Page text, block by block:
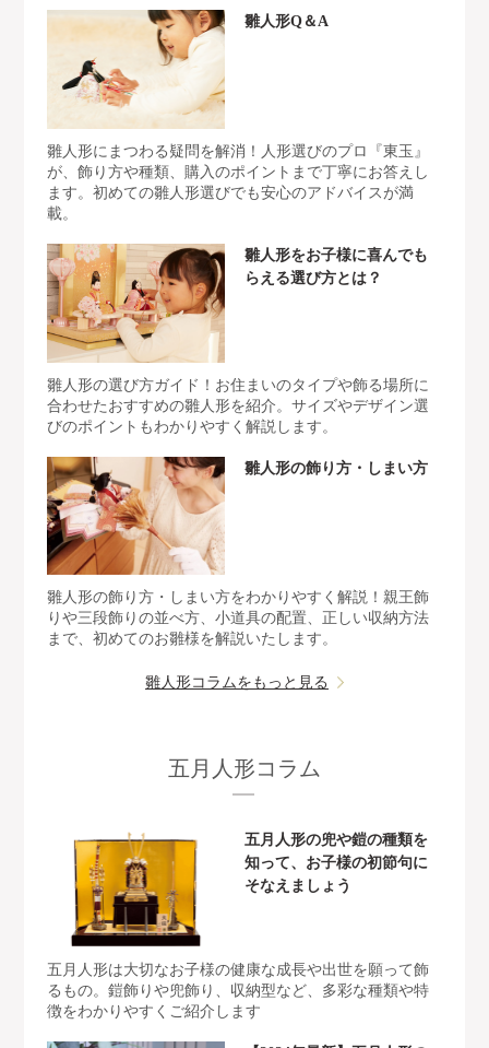
雛人形Q＆A
雛人形にまつわる疑問を解消！人形選びのプロ『東玉』
が、飾り方や種類、購入のポイントまで丁寧にお答えし
ます。初めての雛人形選びでも安心のアドバイスが満
載。
雛人形をお子様に喜んでも
らえる選び方とは？
雛人形の選び方ガイド！お住まいのタイプや飾る場所に
合わせたおすすめの雛人形を紹介。サイズやデザイン選
びのポイントもわかりやすく解説します。
雛人形の飾り方・しまい方
雛人形の飾り方・しまい方をわかりやすく解説！親王飾
りや三段飾りの並べ方、小道具の配置、正しい収納方法
まで、初めてのお雛様を解説いたします。
雛人形コラムをもっと見る
五月人形コラム
五月人形の兜や鎧の種類を
知って、お子様の初節句に
そなえましょう
五月人形は大切なお子様の健康な成長や出世を願って飾
るもの。鎧飾りや兜飾り、収納型など、多彩な種類や特
徴をわかりやすくご紹介します